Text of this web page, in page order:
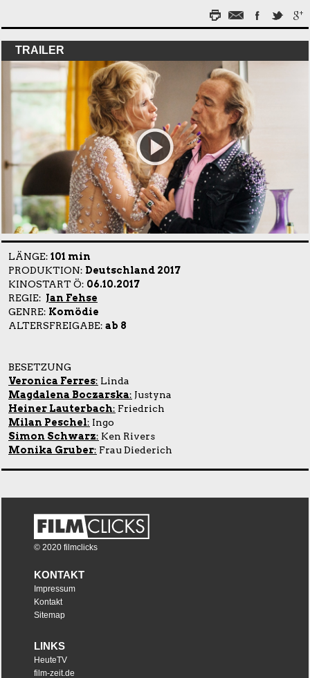
TRAILER
LÄNGE: 101 min
PRODUKTION: Deutschland 2017
KINOSTART Ö: 06.10.2017
REGIE: Jan Fehse
GENRE: Komödie
ALTERSFREIGABE: ab 8
BESETZUNG
Veronica Ferres: Linda
Magdalena Boczarska: Justyna
Heiner Lauterbach: Friedrich
Milan Peschel: Ingo
Simon Schwarz: Ken Rivers
Monika Gruber: Frau Diederich
© 2020 filmclicks
KONTAKT
Impressum
Kontakt
Sitemap
LINKS
HeuteTV
film-zeit.de